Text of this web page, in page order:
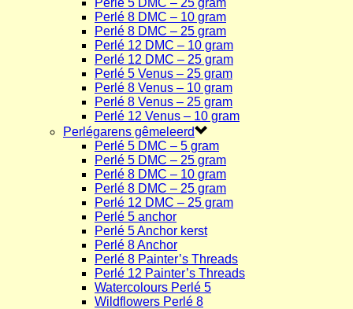
Perlé 8 DMC – 10 gram
Perlé 8 DMC – 25 gram
Perlé 12 DMC – 10 gram
Perlé 12 DMC – 25 gram
Perlé 5 Venus – 25 gram
Perlé 8 Venus – 10 gram
Perlé 8 Venus – 25 gram
Perlé 12 Venus – 10 gram
Perlégarens gêmeleerd
Perlé 5 DMC – 5 gram
Perlé 5 DMC – 25 gram
Perlé 8 DMC – 10 gram
Perlé 8 DMC – 25 gram
Perlé 12 DMC – 25 gram
Perlé 5 anchor
Perlé 5 Anchor kerst
Perlé 8 Anchor
Perlé 8 Painter’s Threads
Perlé 12 Painter’s Threads
Watercolours Perlé 5
Wildflowers Perlé 8